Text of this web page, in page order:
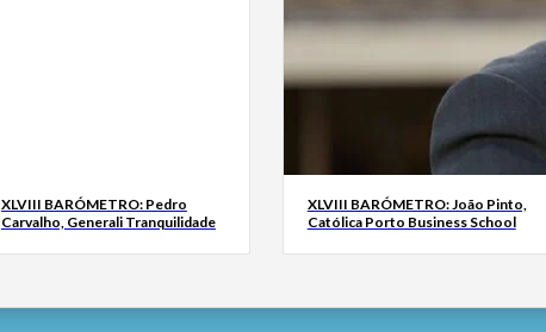
XLVIII BARÓMETRO: Pedro
Carvalho, Generali Tranquilidade
XLVIII BARÓMETRO: João Pinto,
Católica Porto Business School